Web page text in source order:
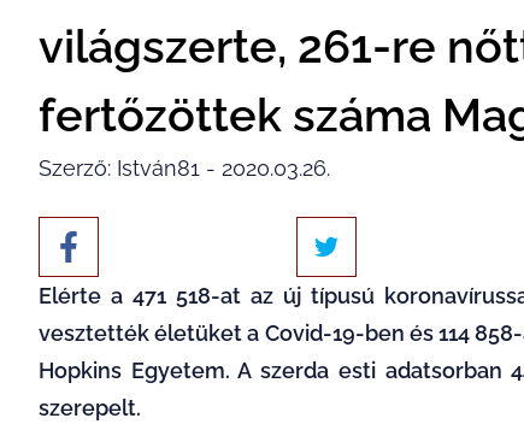
világszerte, 261-re
fertőzöttek száma
Szerző: István81 - 2020.03.26.
Elérte a 471 518-at az új típusú
vesztették életüket a Covid-19-ben és 114
Hopkins Egyetem. A szerda esti adatsorban
szerepelt.